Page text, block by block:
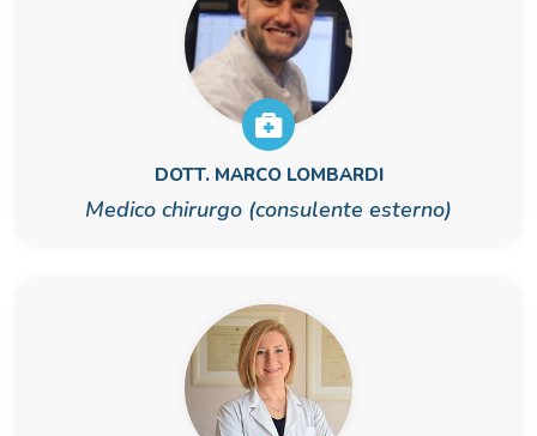
DOTT. MARCO LOMBARDI
Medico chirurgo (consulente esterno)